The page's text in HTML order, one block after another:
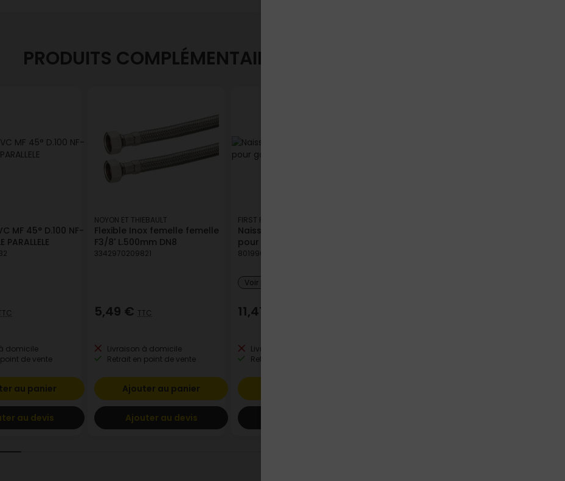
PRODUITS COMPLÉMENTAIRES
MF 45° D.100 NF-
PARALLELE
domicile
de vente
au panier
au devis
NOYON ET THIEBAULT
Flexible Inox femelle femelle
F3/8' L.500mm DN8
3342970209821
5,49 € TTC
Livraison à domicile
Retrait en point de vente
Ajouter au panier
Ajouter au devis
FIRST PLAST
Naissance centrale Bisystem
pour gouttière PVC Sable
8019966058255
Voir plus de modèles
11,41 €
Livraison à domicile
Retrait en point de vente